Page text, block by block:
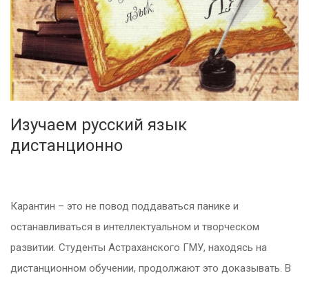
Изучаем русский язык
дистанционно
Карантин – это не повод поддаваться панике и
останавливаться в интеллектуальном и творческом
развитии. Студенты Астраханского ГМУ, находясь на
дистанционном обучении, продолжают это доказывать. В